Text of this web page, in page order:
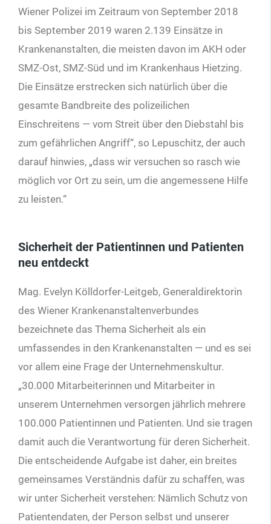
Wiener Polizei im Zeitraum von September 2018
bis September 2019 waren 2.139 Einsätze in
Krankenanstalten, die meisten davon im AKH oder
SMZ-Ost, SMZ-Süd und im Krankenhaus Hietzing.
Die Einsätze erstrecken sich natürlich über die
gesamte Bandbreite des polizeilichen
Einschreitens — vom Streit über den Diebstahl bis
zum gefährlichen Angriff“, so Lepuschitz, der auch
darauf hinwies, „dass wir versuchen so rasch wie
möglich vor Ort zu sein, um die angemessene Hilfe
zu leisten.“
Sicherheit der Patientinnen und Patienten
neu entdeckt
Mag. Evelyn Kölldorfer-Leitgeb, General­direktorin
des Wiener Krankenanstaltenverbundes
bezeichnete das Thema Sicherheit als ein
umfassendes in den Krankenanstalten — und es sei
vor allem eine Frage der Unternehmenskultur.
„30.000 Mitarbeiterinnen und Mitarbeiter in
unserem Unternehmen versorgen jährlich mehrere
100.000 Patientinnen und Patienten. Und sie tragen
damit auch die Verantwortung für deren Sicherheit.
Die entscheidende Aufgabe ist daher, ein breites
gemeinsames Verständnis dafür zu schaffen, was
wir unter Sicherheit verstehen: Nämlich Schutz von
Patientendaten, der Person selbst und unserer